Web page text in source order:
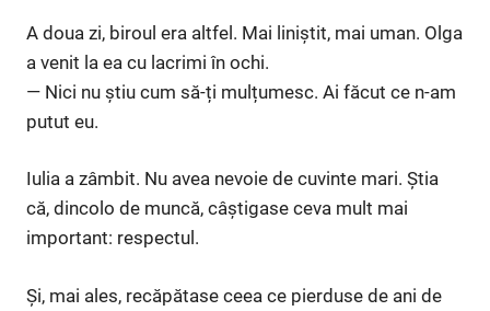
A doua zi, biroul era altfel. Mai liniștit, mai uman. Olga
a venit la ea cu lacrimi în ochi.
— Nici nu știu cum să-ți mulțumesc. Ai făcut ce n-am
putut eu.
Iulia a zâmbit. Nu avea nevoie de cuvinte mari. Știa
că, dincolo de muncă, câștigase ceva mult mai
important: respectul.
Și, mai ales, recăpătase ceea ce pierduse de ani de